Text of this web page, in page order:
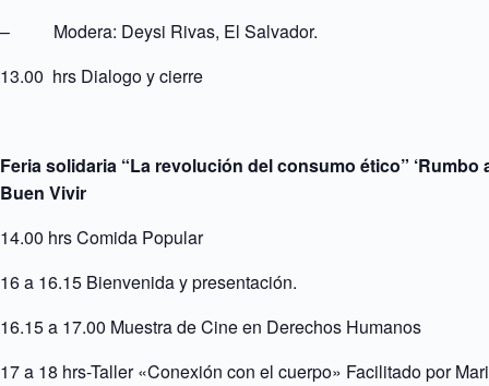
–
Modera: Deysi Rivas, El Salvador.
13.00 hrs Dialogo y cierre
Feria solidaria “La revolución del consumo ético” ‘Rumbo
Buen Vivir
14.00 hrs Comida Popular
16 a 16.15 Bienvenida y presentación.
16.15 a 17.00 Muestra de Cine en Derechos Humanos
17 a 18 hrs-Taller «Conexión con el cuerpo» Facilitado por